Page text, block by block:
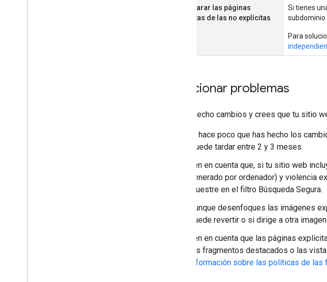
No separar las páginas
explícitas de las no explícitas
Si tienes
subdominio
Para
Solucionar problemas
Si has hecho cambios y crees que tu sitio
Si hace poco que has hecho los
Puede tardar entre 2 y 3 meses.
Ten en cuenta que, si tu sitio web
generado por ordenador) y violencia
muestre en el filtro Búsqueda Segura.
Aunque desenfoques las imágenes
puede revertir o si dirige a otra
Ten en cuenta que las páginas
los fragmentos destacados o las
información sobre las políticas de